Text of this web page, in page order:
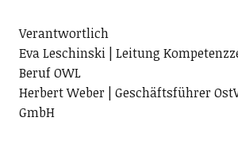
Verantwortlich
Eva Leschinski | Leitung
Beruf OWL
Herbert Weber | Geschäftsführer
GmbH